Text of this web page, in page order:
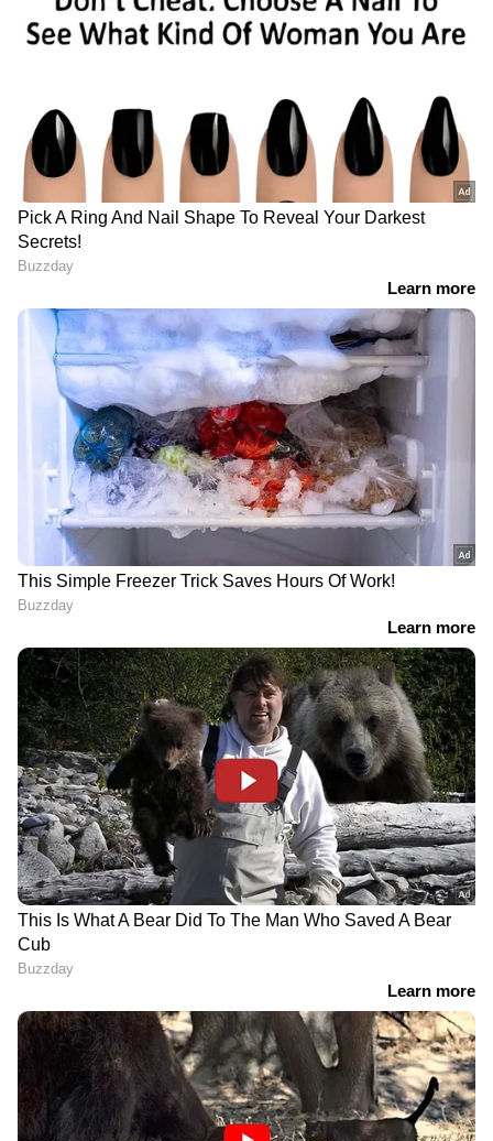
ജാംവാല്‍, വെങ്കി റിവ്യൂസ്, ക്രിസ്റ്റഫര്‍ കനകരാജ്
തുടങ്ങിയവര്‍ ചിത്രം പ്രതീക്ഷ കാത്തില്ലെന്ന
നിന്നെന്ന തരത്തില്‍ ഉയരുന്ന നെ​ഗറ്റീവ്
അഭിപ്രായങ്ങള്‍ മലയാളം ദൃശ്യം 3 നെ
വീഴ്ത്താനുള്ള പിആര്‍ ക്യാമ്പെയ്നിന്‍റെ ഭാ​
ഗമാണെന്ന ഒരു ആരോപണവും നോന പ്രിന്‍സ്
എന്ന ഉത്തരേന്ത്യന്‍ റിവ്യൂവര്‍ ഉയര്‍ത്തിയിട്ടുണ്ട്.
വരാനിരിക്കുന്ന ഹിന്ദി റീമേക്കിന് വേണ്ടിയുള്ള
ആരോപണം. അതേസമയം മികച്ച ബുക്കിം​ഗ്
ആണ് മറുഭാഷകളിലും ചിത്രത്തിന്
ലഭിക്കുന്നത്. ആ​ഗോള ബോക്സ് ഓഫീസില്‍
നിന്ന് ആദ്യ ദിനം ചിത്രം 50 കോടിക്ക് അടുത്തോ
അതിന് മുകളിലോ നേടുമെന്നാണ്
ട്രാക്കര്‍മാരുടെ കണക്കുകൂട്ടല്‍.